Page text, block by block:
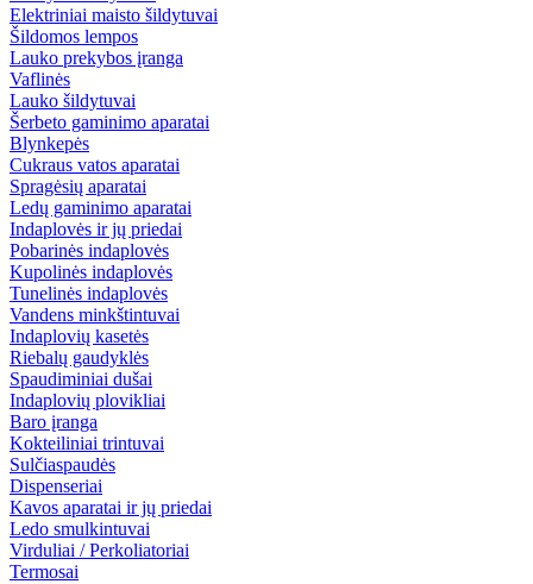
Elektriniai maisto šildytuvai
Šildomos lempos
Lauko prekybos įranga
Vaflinės
Lauko šildytuvai
Šerbeto gaminimo aparatai
Blynkepės
Cukraus vatos aparatai
Spragėsių aparatai
Ledų gaminimo aparatai
Indaplovės ir jų priedai
Pobarinės indaplovės
Kupolinės indaplovės
Tunelinės indaplovės
Vandens minkštintuvai
Indaplovių kasetės
Riebalų gaudyklės
Spaudiminiai dušai
Indaplovių plovikliai
Baro įranga
Kokteiliniai trintuvai
Sulčiaspaudės
Dispenseriai
Kavos aparatai ir jų priedai
Ledo smulkintuvai
Virduliai / Perkoliatoriai
Termosai